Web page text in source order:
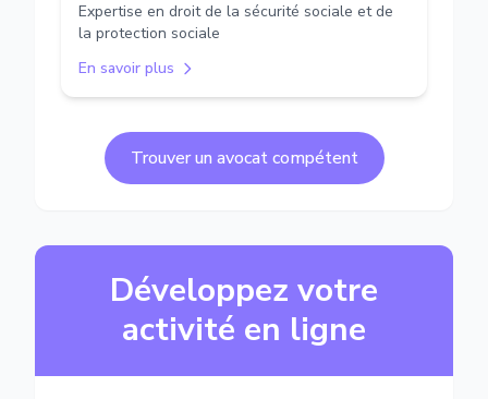
Expertise en droit de la sécurité sociale et de
la protection sociale
En savoir plus
Trouver un avocat compétent
Développez votre
activité en ligne